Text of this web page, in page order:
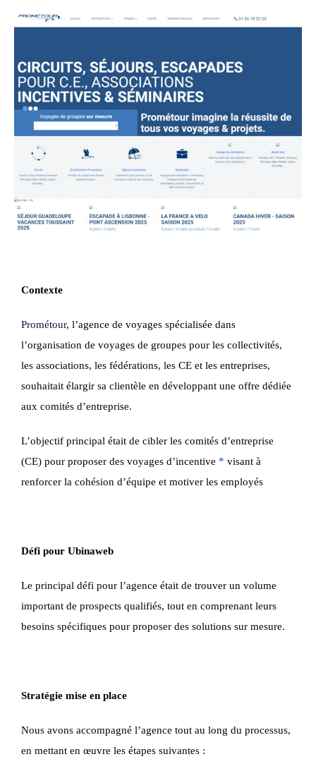
Contexte
Prométour, l’agence de voyages spécialisée dans
l’organisation de voyages de groupes pour les collectivités,
les associations, les fédérations, les CE et les entreprises,
souhaitait élargir sa clientèle en développant une offre dédiée
aux comités d’entreprise.
L’objectif principal était de cibler les comités d’entreprise
(CE) pour proposer des voyages d’incentive * visant à
renforcer la cohésion d’équipe et motiver les employés
Défi pour Ubinaweb
Le principal défi pour l’agence était de trouver un volume
important de prospects qualifiés, tout en comprenant leurs
besoins spécifiques pour proposer des solutions sur mesure.
Stratégie mise en place
Nous avons accompagné l’agence tout au long du processus,
en mettant en œuvre les étapes suivantes :